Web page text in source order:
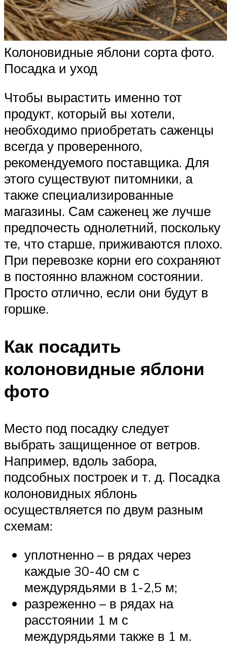
Колоновидные яблони сорта фото.
Посадка и уход
Чтобы вырастить именно тот
продукт, который вы хотели,
необходимо приобретать саженцы
всегда у проверенного,
рекомендуемого поставщика. Для
этого существуют питомники, а
также специализированные
магазины. Сам саженец же лучше
предпочесть однолетний, поскольку
те, что старше, приживаются плохо.
При перевозке корни его сохраняют
в постоянно влажном состоянии.
Просто отлично, если они будут в
горшке.
Как посадить
колоновидные яблони
фото
Место под посадку следует
выбрать защищенное от ветров.
Например, вдоль забора,
подсобных построек и т. д. Посадка
колоновидных яблонь
осуществляется по двум разным
схемам:
уплотненно – в рядах через
каждые 30-40 см с
междурядьями в 1-2,5 м;
разреженно – в рядах на
расстоянии 1 м с
междурядьями также в 1 м.